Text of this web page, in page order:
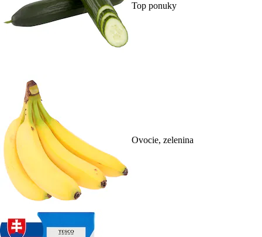
Top ponuky
Ovocie, zelenina